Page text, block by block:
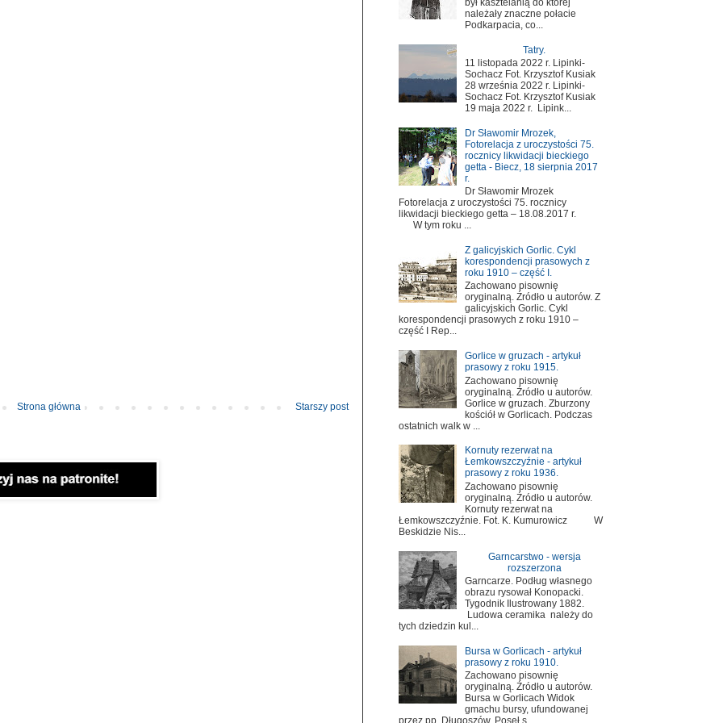
Starszy post
Strona główna
był kasztelanią do której
należały znaczne połacie
Podkarpacia, co...
Tatry.
11 listopada 2022 r. Lipinki-
Sochacz Fot. Krzysztof Kusiak
28 września 2022 r. Lipinki-
Sochacz Fot. Krzysztof Kusiak
19 maja 2022 r. Lipink...
Dr Sławomir Mrozek,
Fotorelacja z uroczystości 75.
rocznicy likwidacji bieckiego
getta - Biecz, 18 sierpnia 2017
r.
Dr Sławomir Mrozek
Fotorelacja z uroczystości 75. rocznicy
likwidacji bieckiego getta – 18.08.2017 r.
W tym roku ...
Z galicyjskich Gorlic. Cykl
korespondencji prasowych z
roku 1910 – część I.
Zachowano pisownię
oryginalną. Źródło u autorów. Z
galicyjskich Gorlic. Cykl
korespondencji prasowych z roku 1910 –
część I Rep...
Gorlice w gruzach - artykuł
prasowy z roku 1915.
Zachowano pisownię
oryginalną. Źródło u autorów.
Gorlice w gruzach. Zburzony
kościół w Gorlicach. Podczas
ostatnich walk w ...
Kornuty rezerwat na
Łemkowszczyźnie - artykuł
prasowy z roku 1936.
Zachowano pisownię
oryginalną. Źródło u autorów.
Kornuty rezerwat na
Łemkowszczyźnie. Fot. K. Kumurowicz W
Beskidzie Nis...
Garncarstwo - wersja
rozszerzona
Garncarze. Podług własnego
obrazu rysował Konopacki.
Tygodnik Ilustrowany 1882.
Ludowa ceramika należy do
tych dziedzin kul...
Bursa w Gorlicach - artykuł
prasowy z roku 1910.
Zachowano pisownię
oryginalną. Źródło u autorów.
Bursa w Gorlicach Widok
gmachu bursy, ufundowanej
przez pp. Długoszów. Poseł s...